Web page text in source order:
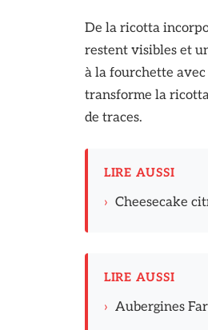
De la ricotta
restent visibles et
à la fourchette avec
transforme la
de traces.
LIRE AUSSI
› Cheesecake
LIRE AUSSI
› Aubergines